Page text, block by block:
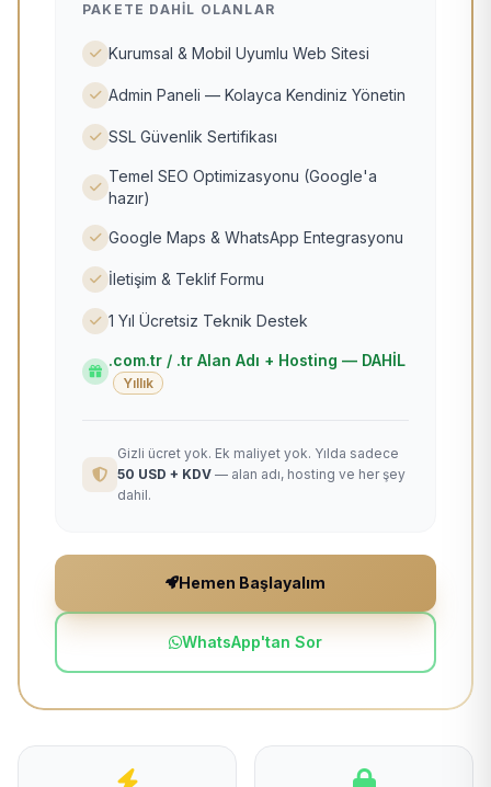
PAKETE DAHIL OLANLAR
Kurumsal & Mobil Uyumlu Web Sitesi
Admin Paneli — Kolayca Kendiniz Yönetin
SSL Güvenlik Sertifikası
Temel SEO Optimizasyonu (Google'a
hazır)
Google Maps & WhatsApp Entegrasyonu
İletişim & Teklif Formu
1 Yıl Ücretsiz Teknik Destek
.com.tr / .tr Alan Adı + Hosting — DAHİL
Yıllık
Gizli ücret yok. Ek maliyet yok. Yılda sadece
50 USD + KDV — alan adı, hosting ve her şey
dahil.
Hemen Başlayalım
WhatsApp'tan Sor